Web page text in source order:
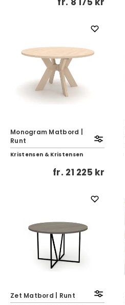
Monogram Matbord |
Runt
Kristensen & Kristensen
fr. 21 225 kr
Zet Matbord | Runt